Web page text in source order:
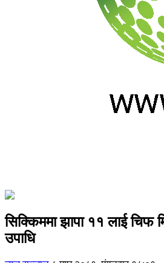
सिक्किममा झापा ११ लाई चिफ
उपाधि